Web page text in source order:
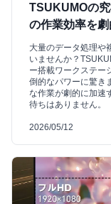
TSUKUMOの
の作業効率を
大量のデータ処理や
いませんか？
ー搭載ワークステー
倒的なパワーに驚き
な作業が劇的に加速
待ちはありません。
2026/05/12